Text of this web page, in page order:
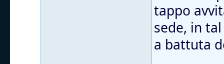
tappo
sede, in
a battuta